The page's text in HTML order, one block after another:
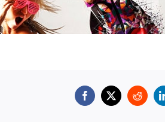
Facebook
X Reddit